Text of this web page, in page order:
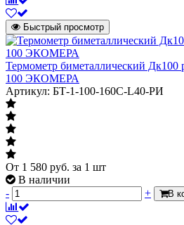
Быстрый просмотр
Термометр биметаллический
100 ЭКОМЕРА
Артикул: БТ-1-100-160С-L40-РИ
От 1 580 руб. за 1 шт
В наличии
-
+ В